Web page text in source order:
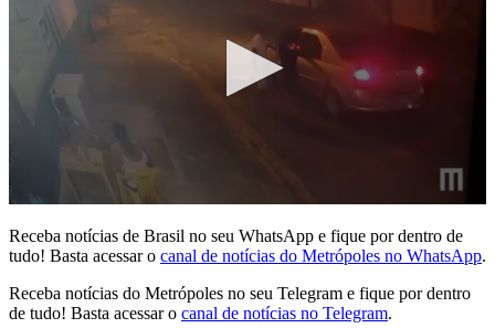
s
e
c
n
d
Receba notícias de Brasil no seu WhatsApp e fique por dentro de
tudo! Basta acessar o canal de notícias do Metrópoles no WhatsApp.
Receba notícias do Metrópoles no seu Telegram e fique por dentro
de tudo! Basta acessar o canal de notícias no Telegram.